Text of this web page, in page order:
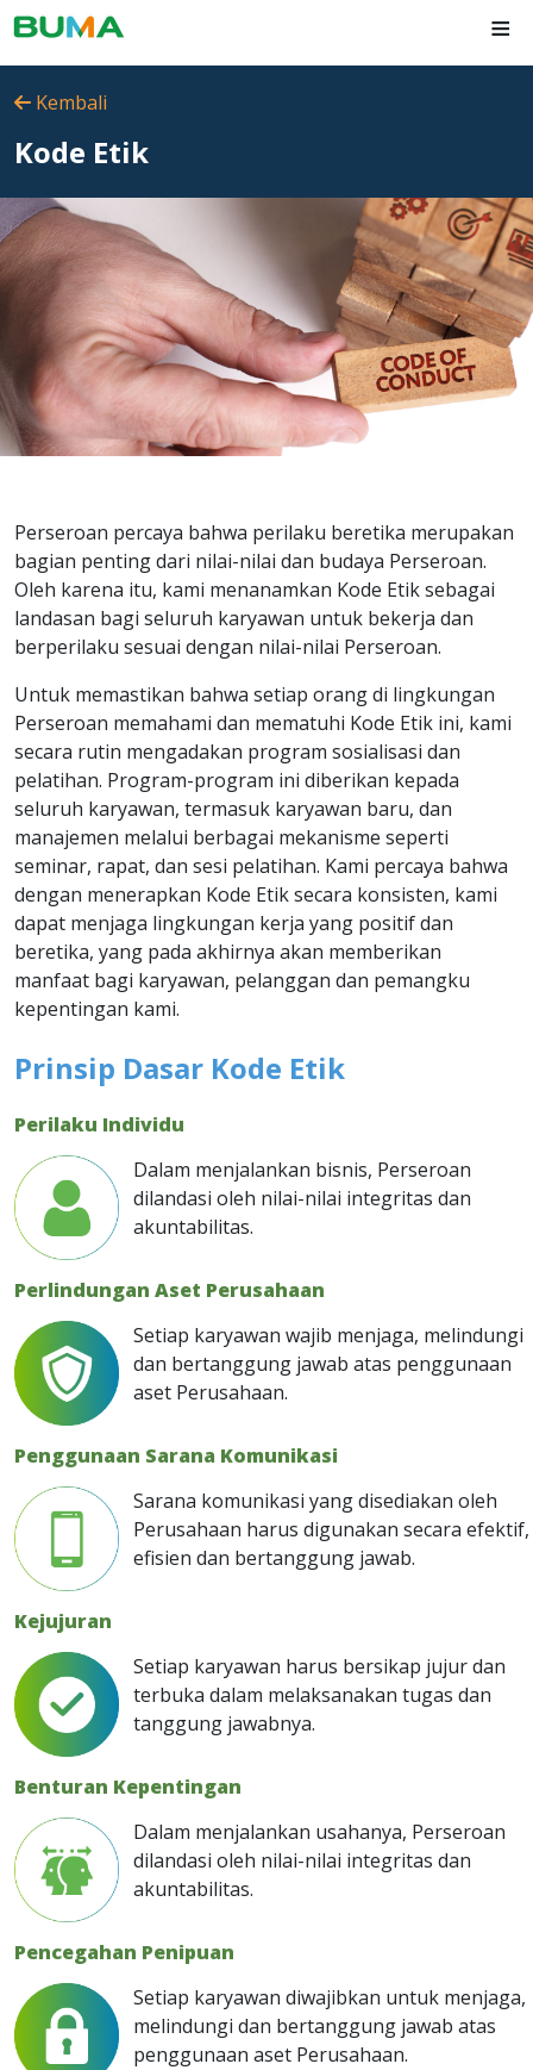
≡
Kembali
Kode Etik
Perseroan percaya bahwa perilaku beretika merupakan
bagian penting dari nilai-nilai dan budaya Perseroan.
Oleh karena itu, kami menanamkan Kode Etik sebagai
landasan bagi seluruh karyawan untuk bekerja dan
berperilaku sesuai dengan nilai-nilai Perseroan.
Untuk memastikan bahwa setiap orang di lingkungan
Perseroan memahami dan mematuhi Kode Etik ini, kami
secara rutin mengadakan program sosialisasi dan
pelatihan. Program-program ini diberikan kepada
seluruh karyawan, termasuk karyawan baru, dan
manajemen melalui berbagai mekanisme seperti
seminar, rapat, dan sesi pelatihan. Kami percaya bahwa
dengan menerapkan Kode Etik secara konsisten, kami
dapat menjaga lingkungan kerja yang positif dan
beretika, yang pada akhirnya akan memberikan
manfaat bagi karyawan, pelanggan dan pemangku
kepentingan kami.
Prinsip Dasar Kode Etik
Perilaku Individu
Dalam menjalankan bisnis, Perseroan
dilandasi oleh nilai-nilai integritas dan
akuntabilitas.
Perlindungan Aset Perusahaan
Setiap karyawan wajib menjaga, melindungi
dan bertanggung jawab atas penggunaan
aset Perusahaan.
Penggunaan Sarana Komunikasi
Sarana komunikasi yang disediakan oleh
Perusahaan harus digunakan secara efektif,
efisien dan bertanggung jawab.
Kejujuran
Setiap karyawan harus bersikap jujur dan
terbuka dalam melaksanakan tugas dan
tanggung jawabnya.
Benturan Kepentingan
Dalam menjalankan usahanya, Perseroan
dilandasi oleh nilai-nilai integritas dan
akuntabilitas.
Pencegahan Penipuan
Setiap karyawan diwajibkan untuk menjaga,
melindungi dan bertanggung jawab atas
penggunaan aset Perusahaan.